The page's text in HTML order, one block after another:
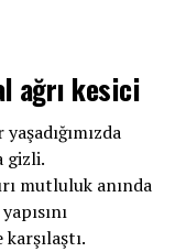
ağrı kesici
gizli.
mutluluk anında